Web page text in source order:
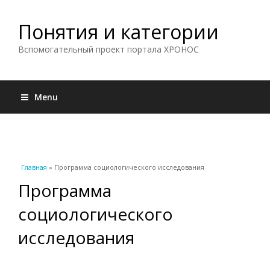
Понятия и категории
Вспомогательный проект портала ХРОНОС
Menu
Вы здесь
Главная » Программа социологического исследования
Программа
социологического
исследования